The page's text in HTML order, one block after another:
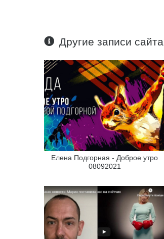
Другие записи сайта
Елена Подгорная - Доброе утро
08092021